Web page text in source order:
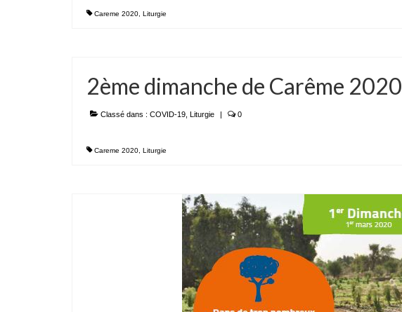
Careme 2020 Liturgie
2ème dimanche de Carême 2020
Classé dans : COVID-19 Liturgie | 0
Careme 2020 Liturgie